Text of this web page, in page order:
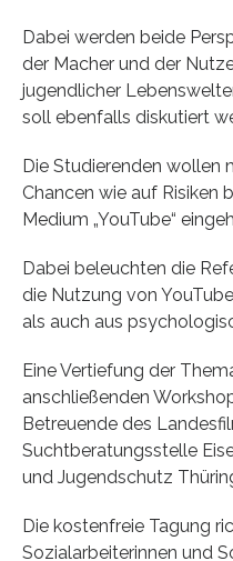
Dabei werden beide
der Macher und der
jugendlicher
soll ebenfalls diskutiert
Die Studierenden wollen
Chancen wie auf Risiken
Medium „YouTube“
Dabei beleuchten die
die Nutzung von
als auch aus
Eine Vertiefung der
anschließenden
Betreuende des
Suchtberatungsstelle
und Jugendschutz
Die kostenfreie Tagung
Sozialarbeiterinnen und